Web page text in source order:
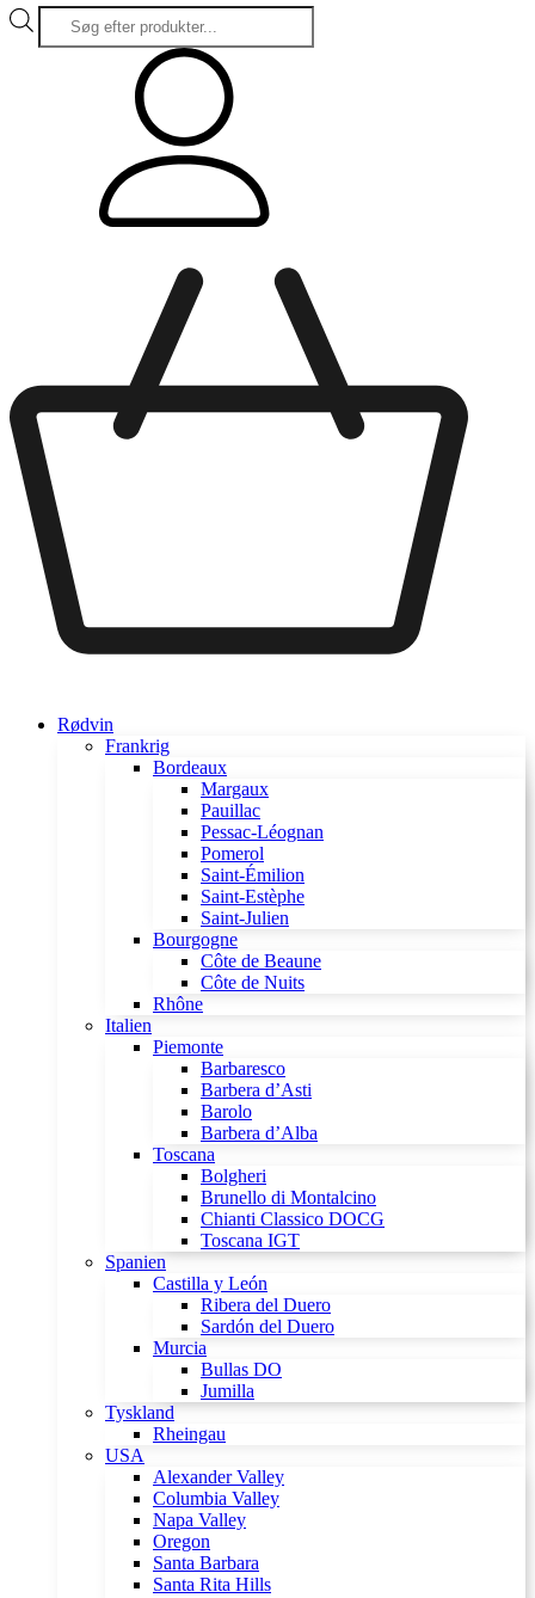
Products
search
Rødvin
Frankrig
Bordeaux
Margaux
Pauillac
Pessac-Léognan
Pomerol
Saint-Émilion
Saint-Estèphe
Saint-Julien
Bourgogne
Côte de Beaune
Côte de Nuits
Rhône
Italien
Piemonte
Barbaresco
Barbera d’Asti
Barolo
Barbera d’Alba
Toscana
Bolgheri
Brunello di Montalcino
Chianti Classico DOCG
Toscana IGT
Spanien
Castilla y León
Ribera del Duero
Sardón del Duero
Murcia
Bullas DO
Jumilla
Tyskland
Rheingau
USA
Alexander Valley
Columbia Valley
Napa Valley
Oregon
Santa Barbara
Santa Rita Hills